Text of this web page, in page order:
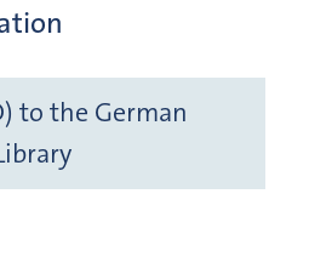
to the German